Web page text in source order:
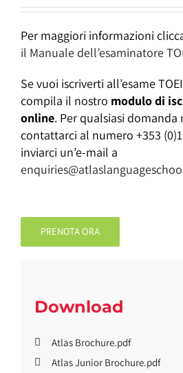
Per maggiori informazioni
il Manuale dell’esaminatore
Se vuoi iscriverti all’esame
compila il nostro modulo di
online. Per qualsiasi domanda
contattarci al numero +353
inviarci un’e-mail a
PRENOTA ORA
Download
Atlas Brochure.pdf
Atlas Junior Brochure.pdf